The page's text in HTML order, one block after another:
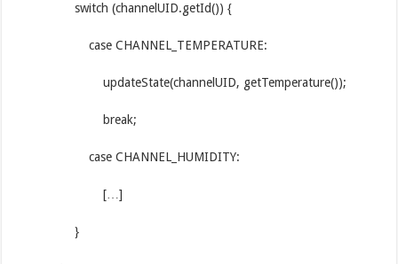
switch (channelUID.getId()) {
case CHANNEL_TEMPERATURE:
updateState(channelUID, getTemperature());
break;
case CHANNEL_HUMIDITY:
[…]
}